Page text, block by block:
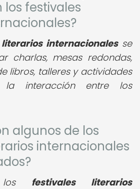
festivales
internacionalesse
charlas, mesas redondas,
libros, talleres y actividades
la interacción entre los
algunos de los
internacionales
los festivales literarios